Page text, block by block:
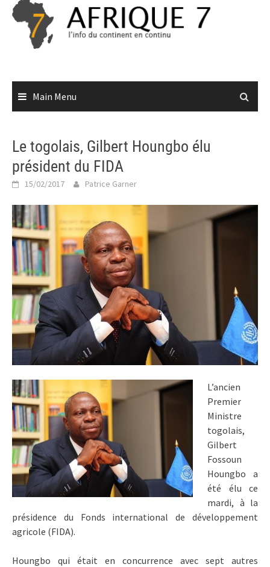
Skip
content
Main Menu
Le togolais, Gilbert Houngbo élu
président du FIDA
15/02/2017 Patrice Garner
L’ancien
Premier
Ministre
togolais,
Gilbert
Fossoun
Houngbo a
été élu ce
mardi, à la
présidence du Fonds international de développement
agricole (FIDA).
Houngbo qui était en concurrence avec sept autres